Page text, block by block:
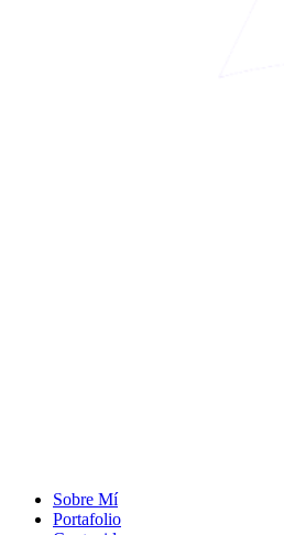
Sobre Mí
Portafolio